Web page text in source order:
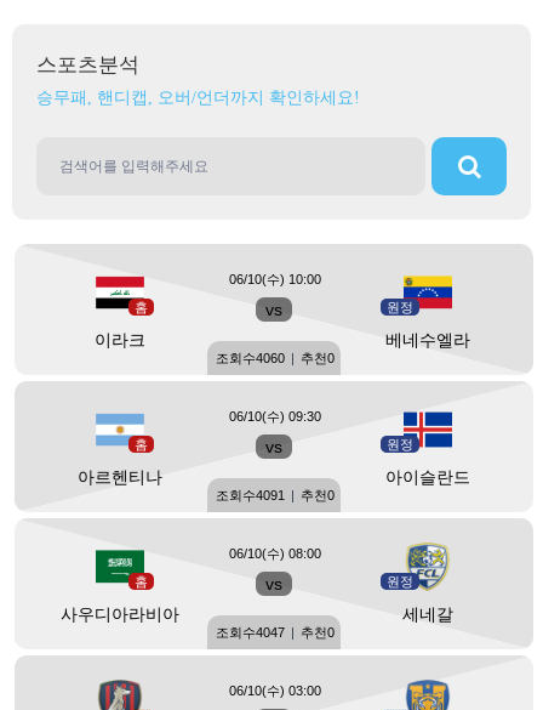
스포츠분석
승무패, 핸디캡, 오버/언더까지 확인하세요!
홈
이라크
vs 원정
베네수엘라
06/10(수) 10:00
조회수4060 | 추천0
홈
아르헨티나
vs 원정
아이슬란드
06/10(수) 09:30
조회수4091 | 추천0
홈
사우디아라비아
vs 원정
세네갈
06/10(수) 08:00
조회수4047 | 추천0
06/10(수) 03:00